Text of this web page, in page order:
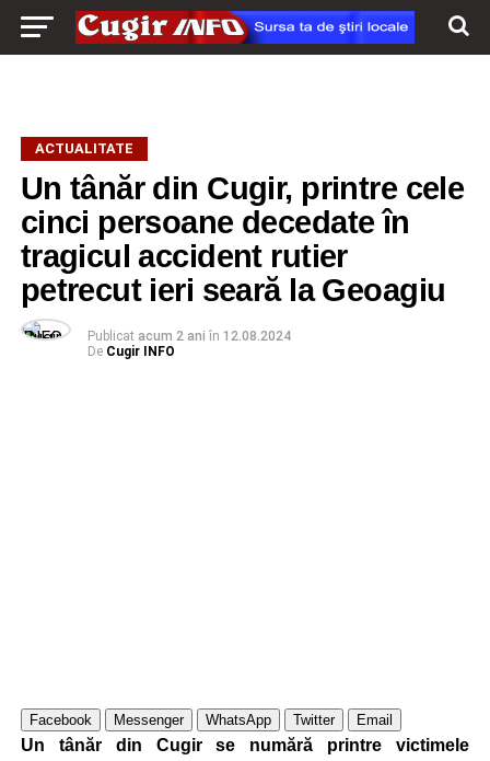
ACTUALITATE
Un tânăr din Cugir, printre cele
cinci persoane decedate în
tragicul accident rutier
petrecut ieri seară la Geoagiu
Publicat acum 2 ani în 12.08.2024
De Cugir INFO
Facebook Messenger WhatsApp Twitter Email
Un tânăr din Cugir se numără printre victimele